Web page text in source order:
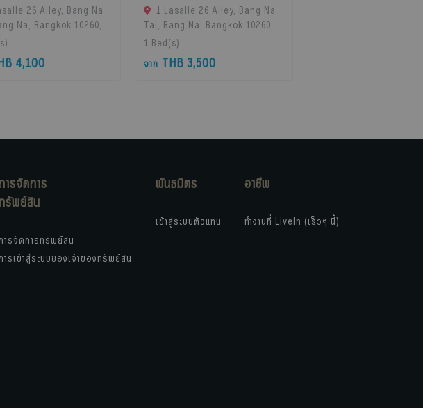
26 Alley, Bang Na
Na, Bangkok 10260,
10260 Bangkok,
4,100
1 Lasalle 26 Alley, Bang Na
Tai, Bang Na, Bangkok 10260,
Bangna, 10260 Bangkok,
1 Bed(s)
จาก THB 3,500
ารจัดการ
รัพย์สิน
การจัดการทรัพย์สิน
การเข้าสู่ระบบของเจ้าของทรัพย์สิน
พันธมิตร
เข้าสู่ระบบตัวแทน
อาชีพ
ทำงานที่ LiveIn (เร็วๆ นี้)